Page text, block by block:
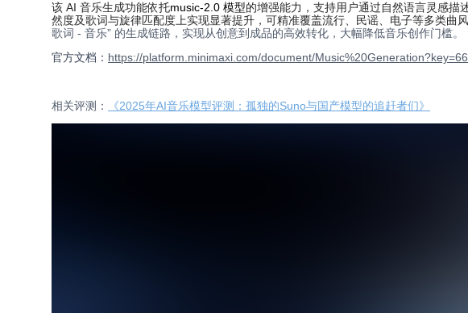
该 AI 音乐生成功能依托music-2.0 模型的增强能力，支持用户通过自然语言灵感描
然度及歌词与旋律匹配度上实现显著提升，可精准覆盖流行、民谣、电子等多类曲
歌词 - 音乐” 的生成链路，实现从创意到成品的高效转化，大幅降低音乐创作门槛。
官方文档： https://platform.minimaxi.com/document/
相关评测： 《2025年AI音乐模型评测：孤独的Suno与国产模型的追赶者们》